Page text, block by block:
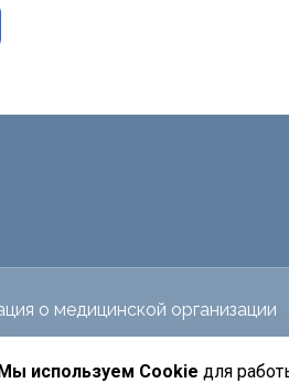
используем Cookie для
о медицинской организации